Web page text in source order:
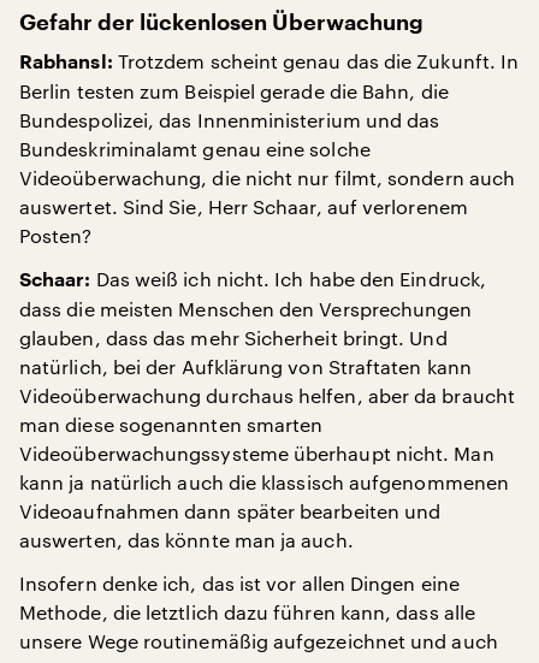
Gefahr der lückenlosen Überwachung
Rabhansl: Trotzdem scheint genau das die Zukunft. In
Berlin testen zum Beispiel gerade die Bahn, die
Bundespolizei, das Innenministerium und das
Bundeskriminalamt genau eine solche
Videoüberwachung, die nicht nur filmt, sondern auch
auswertet. Sind Sie, Herr Schaar, auf verlorenem
Posten?
Schaar: Das weiß ich nicht. Ich habe den Eindruck,
dass die meisten Menschen den Versprechungen
glauben, dass das mehr Sicherheit bringt. Und
natürlich, bei der Aufklärung von Straftaten kann
Videoüberwachung durchaus helfen, aber da braucht
man diese sogenannten smarten
Videoüberwachungssysteme überhaupt nicht. Man
kann ja natürlich auch die klassisch aufgenommenen
Videoaufnahmen dann später bearbeiten und
auswerten, das könnte man ja auch.
Insofern denke ich, das ist vor allen Dingen eine
Methode, die letztlich dazu führen kann, dass alle
unsere Wege routinemäßig aufgezeichnet und auch